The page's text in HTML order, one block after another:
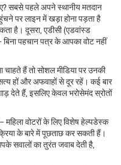
सबसे पहले अपने स्थानीय मतदान
पर लाइन में खड़ा होना पड़ता है
है। दूसरा, एडीसी (एडवांस्ड
बिना पहचान पत्र के आपका वोट नहीं
हैं तो सोशल मीडिया पर उनकी
हों और अफवाहों से दूर रहें। कई बार
देते हैं, इसलिए केवल भरोसेमंद स्रोतों
वोटरों के लिए विशेष हेल्पडेस्क
के बारे में पूछताछ कर सकती हैं।
सवालों का तुरंत जवाब देती है,